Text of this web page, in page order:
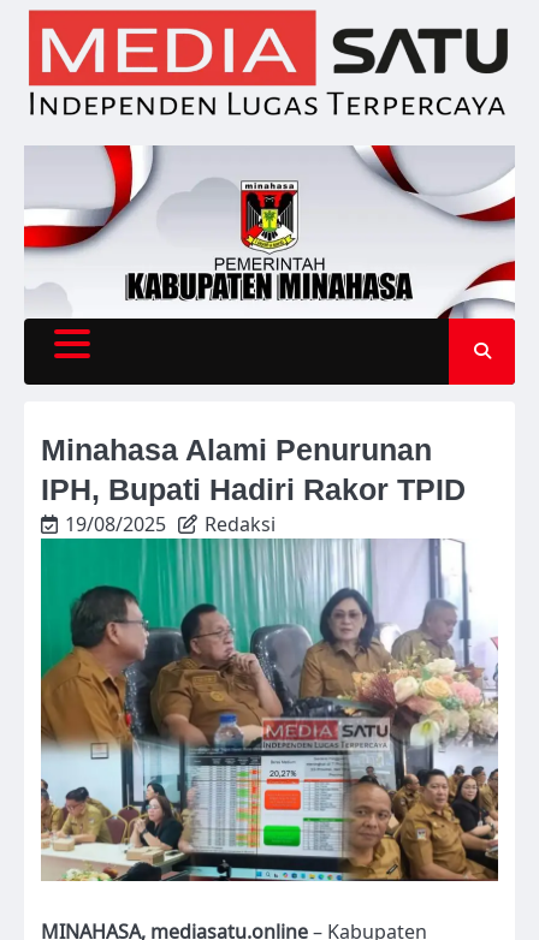
Skip
content
Minahasa Alami Penurunan
IPH, Bupati Hadiri Rakor TPID
19/08/2025 Redaksi
MINAHASA, mediasatu.online– Kabupaten